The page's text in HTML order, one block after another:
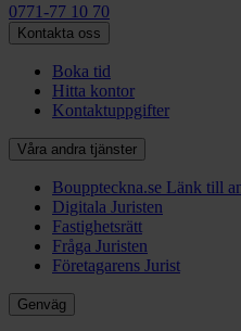
0771-77 10 70
Kontakta oss
Boka tid
Hitta kontor
Kontaktuppgifter
Våra andra tjänster
Bouppteckna.se Länk till
Digitala Juristen
Fastighetsrätt
Fråga Juristen
Företagarens Jurist
Genväg